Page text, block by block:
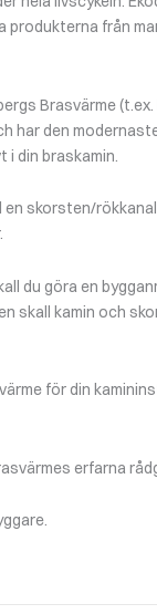
från
Brasvärme
har den
din braskamin.
skorsten/
du göra en
skall kamin och
för din
erfarna